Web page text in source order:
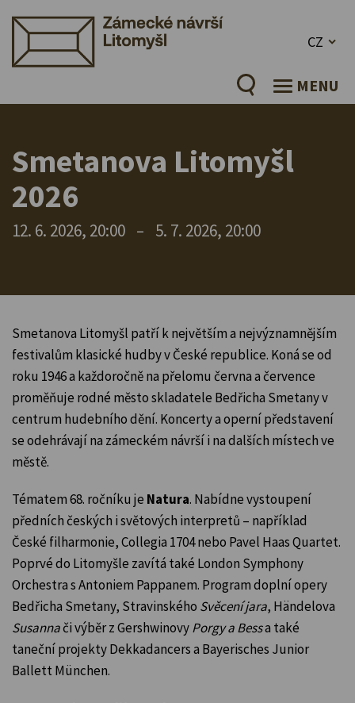
CZ
MENU
Smetanova Litomyšl
2026
12. 6. 2026, 20:00 – 5. 7. 2026, 20:00
Smetanova Litomyšl patří k největším a nejvýznamnějším
festivalům klasické hudby v České republice. Koná se od
roku 1946 a každoročně na přelomu června a července
proměňuje rodné město skladatele Bedřicha Smetany v
centrum hudebního dění. Koncerty a operní představení
se odehrávají na zámeckém návrší i na dalších místech ve
městě.
Tématem 68. ročníku je Natura. Nabídne vystoupení
předních českých i světových interpretů – například
České filharmonie, Collegia 1704 nebo Pavel Haas Quartet.
Poprvé do Litomyšle zavítá také London Symphony
Orchestra s Antoniem Pappanem. Program doplní opery
Bedřicha Smetany, Stravinského Svěcení jara, Händelova
Susannači výběr z GershwinovyPorgy a Bessa také
taneční projekty Dekkadancers a Bayerisches Junior
Ballett München.